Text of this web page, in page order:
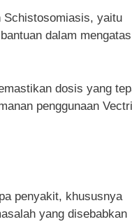
Schistosomiasis, yaitu
dalam
dosis yang
penggunaan
penyakit, khususnya
yang disebabkan